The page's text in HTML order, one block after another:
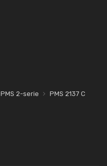
PMS 2-serie PMS 2137 C